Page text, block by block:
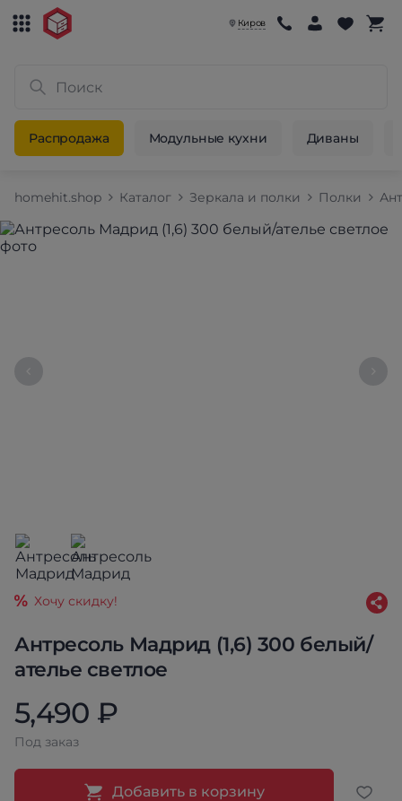
Киров
Распродажа Модульные кухни Диваны
homehit.shop Каталог Зеркала и полки Полки
Антресоль Мадрид (1,6) 300 белый/
ателье светлое
Хочу скидку!
5,490 ₽
Под заказ
Добавить в корзину